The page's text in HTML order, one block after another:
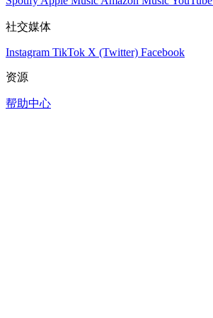
社交媒体
Instagram TikTok X (Twitter) Facebook
资源
帮助中心